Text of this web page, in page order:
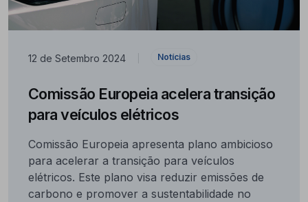
12 de Setembro 2024 Notícias
Comissão Europeia acelera transição
para veículos elétricos
Comissão Europeia apresenta plano ambicioso
para acelerar a transição para veículos
elétricos. Este plano visa reduzir emissões de
carbono e promover a sustentabilidade no